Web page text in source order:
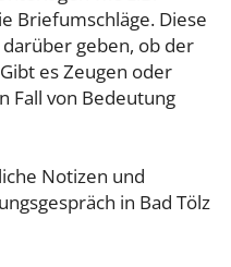
Briefumschläge. Diese
geben, ob der
es Zeugen oder
Fall von Bedeutung
Notizen und
in Bad Tölz